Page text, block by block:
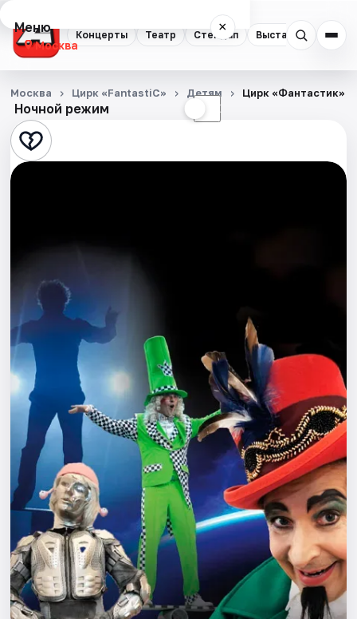
Концерты Театр Стендап Выставки
Меню ×
Москва
Концерты
Театр
Стендап
Спорт
События
Города
Площадки
Артисты
Рейтинги
Ночной режим ☾
Москва Цирк «FantastiC» Детям Цирк «Фантастик»